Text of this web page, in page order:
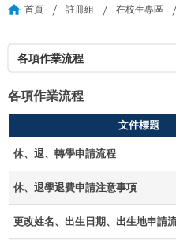
首頁 註冊組 在校生專區
各項作業流程
各項作業流程
文件標題
休、退、轉學申請流程
休、退學退費申請注意事項
更改姓名、出生日期、出生地申請